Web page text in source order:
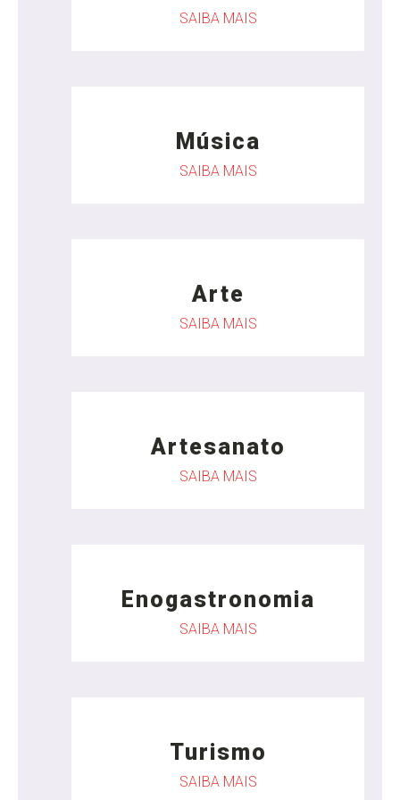
SAIBA MAIS
Música
SAIBA MAIS
Arte
SAIBA MAIS
Artesanato
SAIBA MAIS
Enogastronomia
SAIBA MAIS
Turismo
SAIBA MAIS